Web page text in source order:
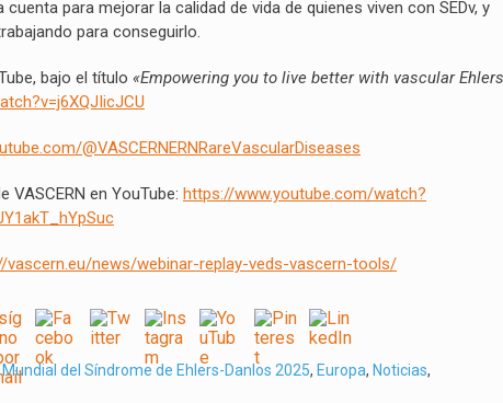
para mejorar la calidad de vida de quienes viven con SEDv, y
para conseguirlo.
bajo el título «Empowering you to live better with vascular
@VASCERNERNRareVascularDiseases
VASCERN en YouTube: https://www.youtube.com/watch?
vascern.eu/news/webinar-replay-veds-vascern-tools/
Mundial del Síndrome de Ehlers-Danlos 2025, Europa, Noticias,